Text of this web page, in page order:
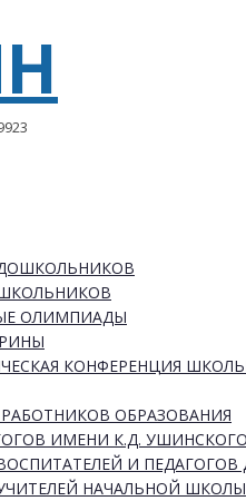
ОЛИМПИАДЫ
КОНФЕРЕНЦИЯ
ОБРАЗОВАНИЯ
ИМЕНИ К.Д.
И ПЕДАГОГОВ
НАЧАЛЬНОЙ ШКОЛЫ